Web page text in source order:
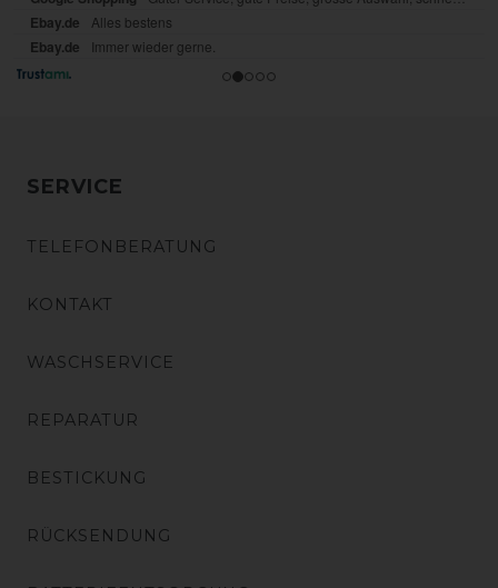
SERVICE
TELEFONBERATUNG
KONTAKT
WASCHSERVICE
REPARATUR
BESTICKUNG
RÜCKSENDUNG